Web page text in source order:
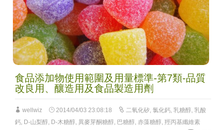
食品添加物使用範圍及用量標準-第7類-品質
改良用、釀造用及食品製造用劑
wellwiz 2014/04/03 23:08:18 二氧化矽, 氯化鈣, 乳糖醇, 乳酸
鈣, D-山梨醇, D-木糖醇, 異麥芽酮糖醇, 巴糖醇, 赤藻糖醇, 羥丙基纖維素